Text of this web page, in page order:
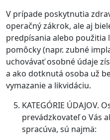
V prípade poskytnutia
operačný zákrok, ale aj
predpísania alebo použitia
pomôcky (napr. zubné
uchovávať osobné údaje
a ako dotknutá osoba už
vymazanie a likvidáciu.
KATEGÓRIE ÚDAJOV.
prevádzkovateľ o Vás
spracúva, sú najmä: